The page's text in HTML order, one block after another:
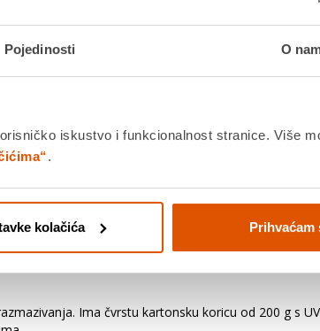
Pojedinosti O
iskustvo i funkcionalnost stranice. Više
.
kolačića Prihvaćam
Platite gotovinom pri preuzimanju, Internet
Specifikacije
Ima čvrstu kartonsku koricu od 200 g s